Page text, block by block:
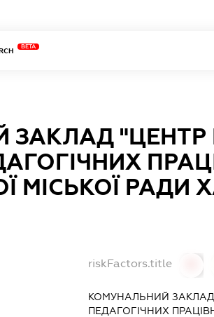
BETA
ЗАКЛАД "ЦЕНТР
МІСЬКОЇ РАДИ
riskFactors.title
КОМУНАЛЬНИЙ
ПЕДАГОГІЧНИХ